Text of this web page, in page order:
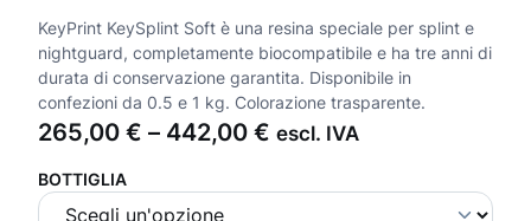
KeyPrint KeySplint Soft è una resina speciale per splint e
nightguard, completamente biocompatibile e ha tre anni di
durata di conservazione garantita. Disponibile in
confezioni da 0.5 e 1 kg. Colorazione trasparente.
265,00 € – 442,00 € F
s
escl. IVA
BOTTIGLIA